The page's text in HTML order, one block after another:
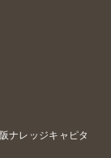
ナレッジキャピタ